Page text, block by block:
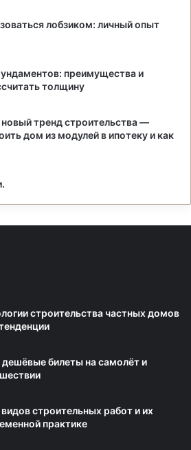
лобзиком: личный опыт
преимущества и
толщину
тренд строительства —
дом из модулей в ипотеку и как
строительства частных домов
дешёвые билеты на самолёт и
строительных работ и их
практике